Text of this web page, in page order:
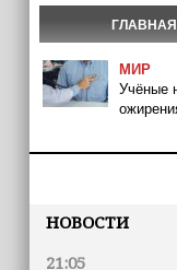
ГЛАВНАЯ
МИР
Учёные
НОВОСТИ
21:05